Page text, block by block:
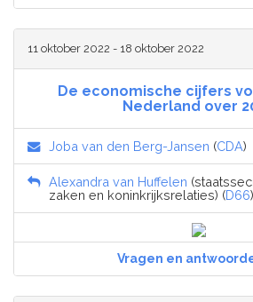
11 oktober 2022 - 18 oktober 2022
De economische cijfers
Nederland over
Joba van den Berg-Jansen (CDA)
Alexandra van Huffelen
zaken en koninkrijksrelaties) (D66)
Vragen en